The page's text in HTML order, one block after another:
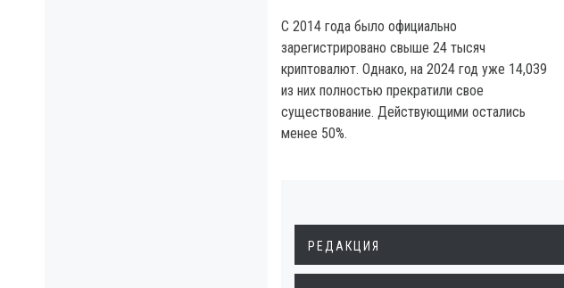
C 2014 года было официально
зарегистрировано свыше 24 тысяч
криптовалют. Однако, на 2024 год уже 14,039
из них полностью прекратили свое
существование. Действующими остались
менее 50%.
РЕДАКЦИЯ